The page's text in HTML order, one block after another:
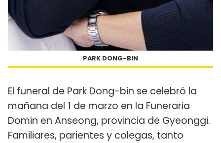
PARK DONG-BIN
El funeral de Park Dong-bin se celebró la
mañana del 1 de marzo en la Funeraria
Domin en Anseong, provincia de Gyeonggi.
Familiares, parientes y colegas, tanto